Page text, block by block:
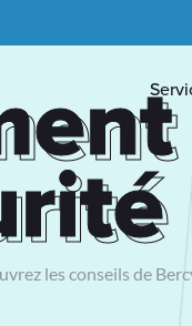
les conseils de